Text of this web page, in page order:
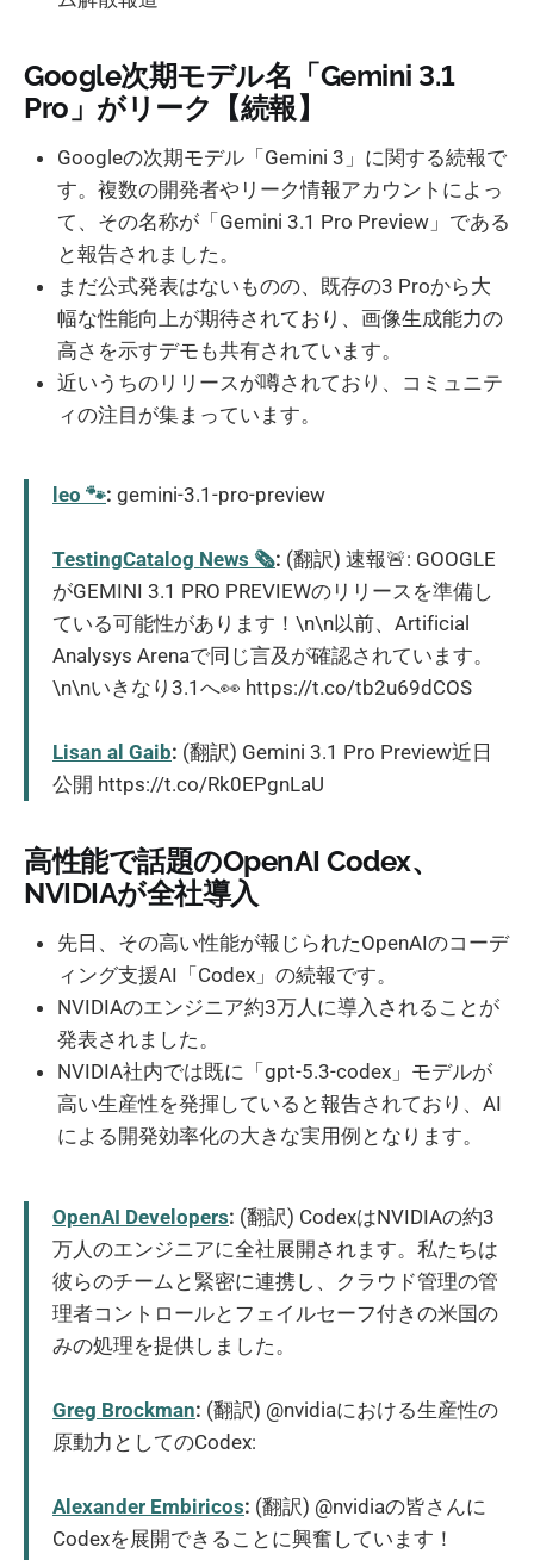
Google次期モデル名「Gemini 3.1
Pro」がリーク【続報】
Googleの次期モデル「Gemini 3」に関する続報で
す。複数の開発者やリーク情報アカウントによっ
て、その名称が「Gemini 3.1 Pro Preview」である
と報告されました。
まだ公式発表はないものの、既存の3 Proから大
幅な性能向上が期待されており、画像生成能力の
高さを示すデモも共有されています。
近いうちのリリースが噂されており、コミュニテ
ィの注目が集まっています。
leo 🐾: gemini-3.1-pro-preview
TestingCatalog News 🗞: (翻訳) 速報🚨: GOOGLE
がGEMINI 3.1 PRO PREVIEWのリリースを準備し
ている可能性があります！\n\n以前、Artificial
Analysys Arenaで同じ言及が確認されています。
\n\nいきなり3.1へ👀 https://t.co/tb2u69dCOS
Lisan al Gaib: (翻訳) Gemini 3.1 Pro Preview近日
公開 https://t.co/Rk0EPgnLaU
高性能で話題のOpenAI Codex、
NVIDIAが全社導入
先日、その高い性能が報じられたOpenAIのコーデ
ィング支援AI「Codex」の続報です。
NVIDIAのエンジニア約3万人に導入されることが
発表されました。
NVIDIA社内では既に「gpt-5.3-codex」モデルが
高い生産性を発揮していると報告されており、AI
による開発効率化の大きな実用例となります。
OpenAI Developers: (翻訳) CodexはNVIDIAの約3
万人のエンジニアに全社展開されます。私たちは
彼らのチームと緊密に連携し、クラウド管理の管
理者コントロールとフェイルセーフ付きの米国の
みの処理を提供しました。
Greg Brockman: (翻訳) @nvidiaにおける生産性の
原動力としてのCodex:
Alexander Embiricos: (翻訳) @nvidiaの皆さんに
Codexを展開できることに興奮しています！